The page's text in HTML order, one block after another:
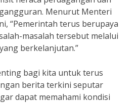
Menurut Menteri
“Pemerintah terus berupaya
masalah tersebut melalui
berkelanjutan.”
bagi kita untuk terus
berita terkini seputar
dapat memahami kondisi